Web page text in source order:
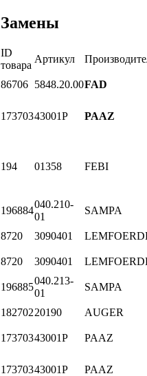
Замены
ID
товара
Артикул
86706 5848.20.00FAD
17370343001P PAAZ
194 01358 FEBI
196884
040.210-
01
SAMPA
8720 3090401
8720 3090401
196885
040.213-
01
SAMPA
18270220190 AUGER
17370343001P PAAZ
17370343001P PAAZ